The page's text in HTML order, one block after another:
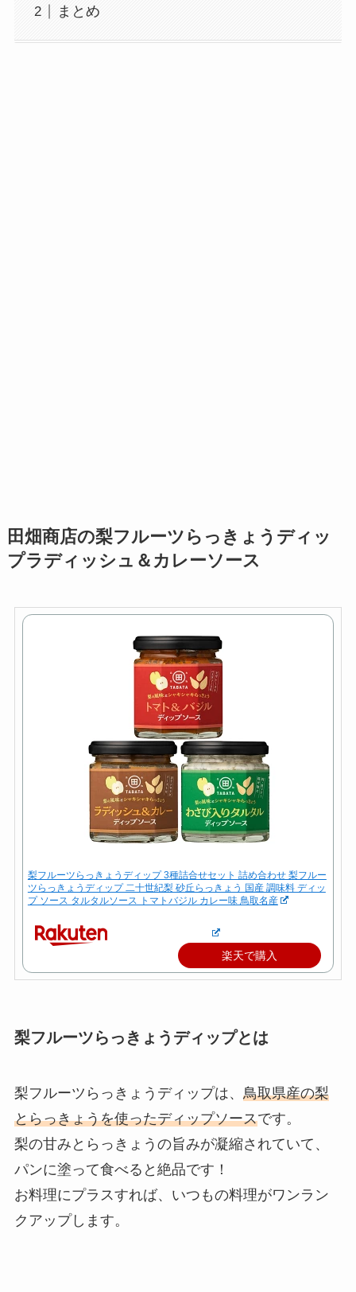
まとめ
田畑商店の梨フルーツらっきょうディッ
プラディッシュ＆カレーソース
梨フルーツらっきょうディップ 3種詰合せセット 詰め合わせ 梨フルー
ツらっきょうディップ 二十世紀梨 砂丘らっきょう 国産 調味料 ディッ
プ ソース タルタルソース トマトバジル カレー味 鳥取名産
楽天で購入
梨フルーツらっきょうディップとは
梨フルーツらっきょうディップは、 鳥取県産の梨
とらっきょうを使ったディップソースです。
梨の甘みとらっきょうの旨みが凝縮されていて、
パンに塗って食べると絶品です！
お料理にプラスすれば、いつもの料理がワンラン
クアップします。